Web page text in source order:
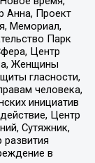
Анна, Проект
Мемориал,
Парк
Центр
Женщины
гласности,
человека,
инициатив
Центр
Сутяжник,
в